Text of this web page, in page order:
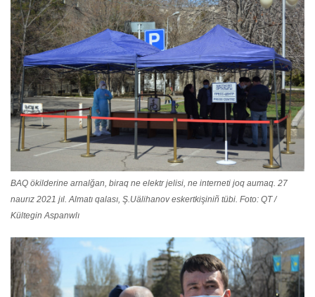
BAQ ökilderine arnalğan, biraq ne elektr jelisi, ne interneti joq aumaq. 27
naurız 2021 jıl. Almatı qalası, Ş.Uälihanov eskertkişiniñ tübi. Foto: QT /
Kültegin Aspanwlı